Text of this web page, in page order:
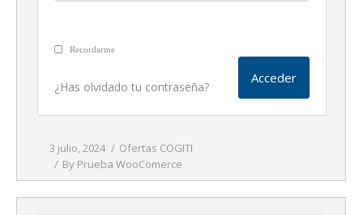
Recordarme
¿Has olvidado tu contraseña?
3 julio, 2024
Ofertas COGITI
By Prueba WooComerce